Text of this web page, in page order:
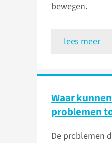
bewegen.
lees meer
Waar kunnen
problemen
De problemen